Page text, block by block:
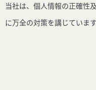
当社は、個人情報の正確性
に万全の対策を講じています